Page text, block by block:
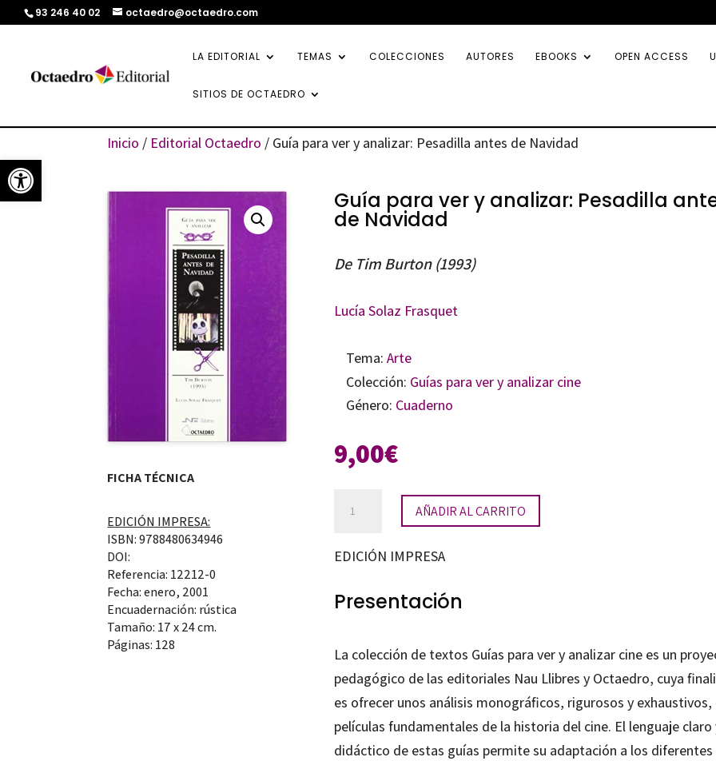
Abrir barra de herramientas
93 246 40 02 octaedro@octaedro.com
LA EDITORIAL TEMAS COLECCIONES AUTORES EBOOKS OPEN ACCESS
SITIOS DE OCTAEDRO
Inicio / Editorial Octaedro / Guía para ver y analizar: Pesadilla antes de Navidad
FICHA TÉCNICA
EDICIÓN IMPRESA:
ISBN: 9788480634946
DOI:
Referencia: 12212-0
Fecha: enero, 2001
Encuadernación: rústica
Tamaño: 17 x 24 cm.
Páginas: 128
Guía para ver y analizar: Pesadilla
de Navidad
De Tim Burton (1993)
Lucía Solaz Frasquet
Tema: Arte
Colección: Guías para ver y analizar cine
Género: Cuaderno
9,00€
ver
analizar:
Navidad
cantidad
AÑADIR AL CARRITO
EDICIÓN IMPRESA
Presentación
La colección de textos Guías para ver y analizar cine es un
pedagógico de las editoriales Nau Llibres y Octaedro, cuya
es ofrecer unos análisis monográficos, rigurosos y exhaustivos,
películas fundamentales de la historia del cine. El lenguaje claro
didáctico de estas guías permite su adaptación a los diferentes